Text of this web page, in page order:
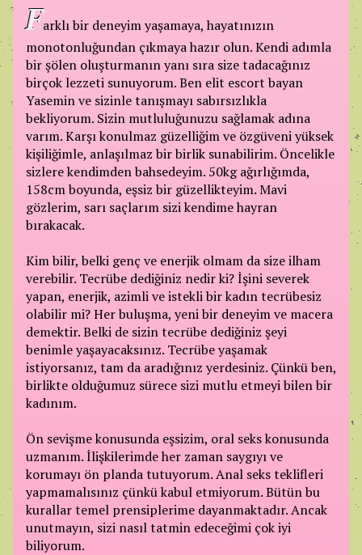
Farklı bir deneyim yaşamaya, hayatınızın
monotonluğundan çıkmaya hazır olun. Kendi adımla
bir şölen oluşturmanın yanı sıra size tadacağınız
birçok lezzeti sunuyorum. Ben elit escort bayan
Yasemin ve sizinle tanışmayı sabırsızlıkla
bekliyorum. Sizin mutluluğunuzu sağlamak adına
varım. Karşı konulmaz güzelliğim ve özgüveni yüksek
kişiliğimle, anlaşılmaz bir birlik sunabilirim. Öncelikle
sizlere kendimden bahsedeyim. 50kg ağırlığımda,
158cm boyunda, eşsiz bir güzellikteyim. Mavi
gözlerim, sarı saçlarım sizi kendime hayran
bırakacak.
Kim bilir, belki genç ve enerjik olmam da size ilham
verebilir. Tecrübe dediğiniz nedir ki? İşini severek
yapan, enerjik, azimli ve istekli bir kadın tecrübesiz
olabilir mi? Her buluşma, yeni bir deneyim ve macera
demektir. Belki de sizin tecrübe dediğiniz şeyi
benimle yaşayacaksınız. Tecrübe yaşamak
istiyorsanız, tam da aradığınız yerdesiniz. Çünkü ben,
birlikte olduğumuz sürece sizi mutlu etmeyi bilen bir
kadınım.
Ön sevişme konusunda eşsizim, oral seks konusunda
uzmanım. İlişkilerimde her zaman saygıyı ve
korumayı ön planda tutuyorum. Anal seks teklifleri
yapmamalısınız çünkü kabul etmiyorum. Bütün bu
kurallar temel prensiplerime dayanmaktadır. Ancak
unutmayın, sizi nasıl tatmin edeceğimi çok iyi
biliyorum.